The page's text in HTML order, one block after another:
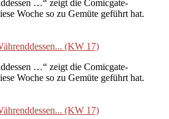
…“ zeigt die Comicgate-
Woche so zu Gemüte geführt hat.
(KW 17)
…“ zeigt die Comicgate-
Woche so zu Gemüte geführt hat.
(KW 17)